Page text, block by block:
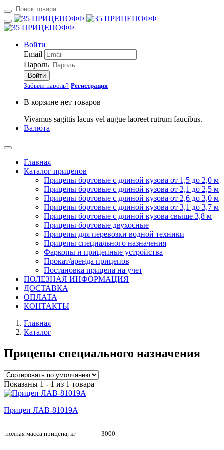
Войти
Email
Пароль
Войти
Забыли пароль? Регистрация
В корзине нет товаров
Vivamus sagittis lacus vel augue laoreet rutrum faucibus.
Валюта
Главная
Каталог прицепов
Прицепы бортовые с длиной кузова от 1,5 до 2,0 м
Прицепы бортовые с длиной кузова от 2,1 до 2,5 м
Прицепы бортовые с длиной кузова от 2,6 до 3,0 м
Прицепы бортовые с длиной кузова от 3,1 до 3,7 м
Прицепы бортовые с длиной кузова свыше 3,8 м
Прицепы бортовые двухосные
Прицепы для перевозки водной техники
Прицепы специального назначения
Фаркопы и прицепные устройства
Прокат/аренда прицепов
Постановка прицепа на учет
ПОЛЕЗНАЯ ИНФОРМАЦИЯ
ДОСТАВКА
ОПЛАТА
КОНТАКТЫ
Главная
Каталог
Прицепы специального назначения
Показаны 1 - 1 из 1 товара
Прицеп ЛАВ-81019А
полная масса прицепа, кг 3000